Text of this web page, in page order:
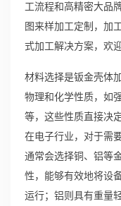
工流程和高精密大品
图来样加工定制，加
式加工解决方案，欢
材料选择是钣金壳体
物理和化学性质，如
等，这些性质直接决
在电子行业，对于需
通常会选择铜、铝等
性，能够有效地将设
运行；铝则具有重量